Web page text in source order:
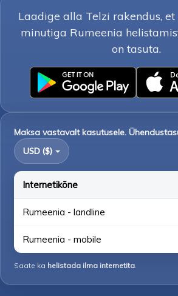
Laadige alla Telzi rakendus,
minutiga Rumeenia
on tasuta.
Maksa vastavalt kasutusele.
USD ($)
Internetikõne
Rumeenia - landline
Rumeenia - mobile
Saate ka helistada ilma internetita.